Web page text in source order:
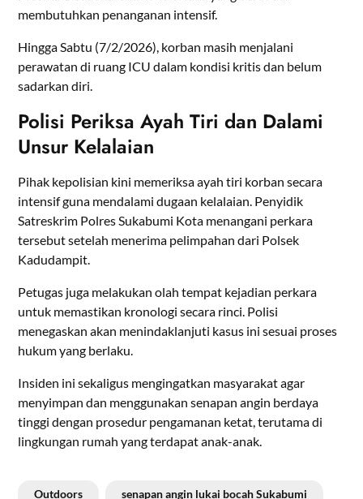
membutuhkan penanganan intensif.
Hingga Sabtu (7/2/2026), korban masih menjalani
perawatan di ruang ICU dalam kondisi kritis dan belum
sadarkan diri.
Polisi Periksa Ayah Tiri dan Dalami
Unsur Kelalaian
Pihak kepolisian kini memeriksa ayah tiri korban secara
intensif guna mendalami dugaan kelalaian. Penyidik
Satreskrim Polres Sukabumi Kota menangani perkara
tersebut setelah menerima pelimpahan dari Polsek
Kadudampit.
Petugas juga melakukan olah tempat kejadian perkara
untuk memastikan kronologi secara rinci. Polisi
menegaskan akan menindaklanjuti kasus ini sesuai proses
hukum yang berlaku.
Insiden ini sekaligus mengingatkan masyarakat agar
menyimpan dan menggunakan senapan angin berdaya
tinggi dengan prosedur pengamanan ketat, terutama di
lingkungan rumah yang terdapat anak-anak.
Outdoors senapan angin lukai bocah Sukabumi